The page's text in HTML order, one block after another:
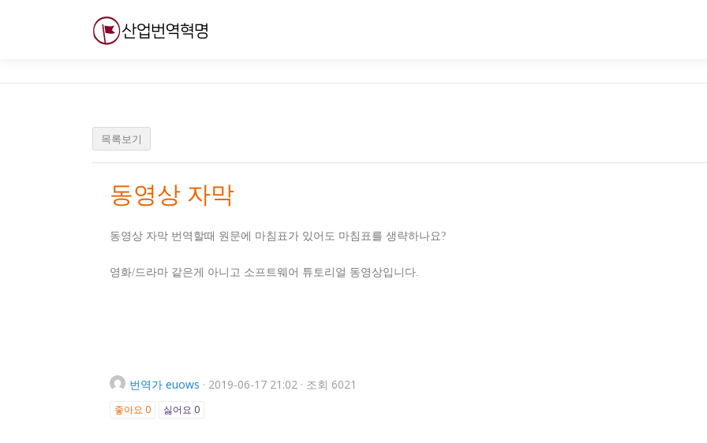
목록보기
동영상 자막
동영상 자막 번역할때 원문에 마침표가 있어도 마침표를 생략하나요?
영화/드라마 같은게 아니고 소프트웨어 튜토리얼 동영상입니다.
번역가 euows · 2019-06-17 21:02 · 조회 6021
좋아요 0 싫어요 0